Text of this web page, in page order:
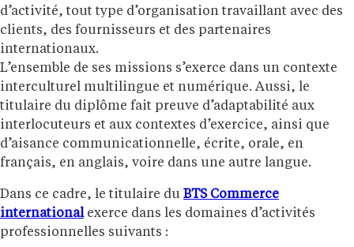
d’activité, tout type d’organisation travaillant avec des
clients, des fournisseurs et des partenaires
internationaux.
L’ensemble de ses missions s’exerce dans un contexte
interculturel multilingue et numérique. Aussi, le
titulaire du diplôme fait preuve d’adaptabilité aux
interlocuteurs et aux contextes d’exercice, ainsi que
d’aisance communicationnelle, écrite, orale, en
français, en anglais, voire dans une autre langue.
Dans ce cadre, le titulaire du BTS Commerce
internationalexerce dans les domaines d’activités
professionnelles suivants :